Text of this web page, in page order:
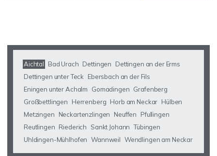
Aichtal Bad Urach Dettingen
Dettingen an der Erms
Dettingen unter Teck
Ebersbach an der Fils
Eningen unter Achalm
Gomadingen Grafenberg
Großbettlingen
Herrenberg Horb am Neckar Hülben
Metzingen
Neckartenzlingen Neuffen
Pfullingen
Reutlingen Riederich Sankt Johann Tübingen
Uhldingen-Mühlhofen Wannweil Wendlingen am Neckar